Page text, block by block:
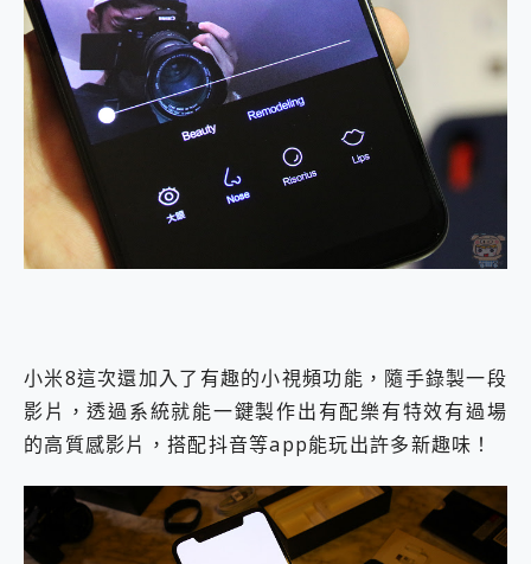
小米8這次還加入了有趣的小視頻功能，隨手錄製一段
影片，透過系統就能一鍵製作出有配樂有特效有過場
的高質感影片，搭配抖音等app能玩出許多新趣味！